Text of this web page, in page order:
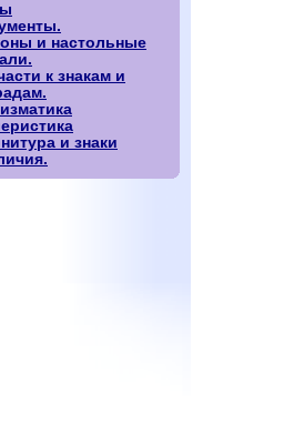
и настольные
к знакам и
и знаки